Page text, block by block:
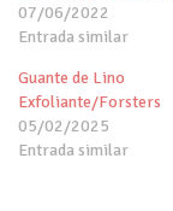
07/06/2022
Entrada similar
Guante de Lino
Exfoliante/Forsters
05/02/2025
Entrada similar